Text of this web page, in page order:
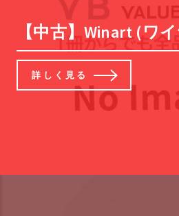
【中古】Winart (ワ
詳しく見る